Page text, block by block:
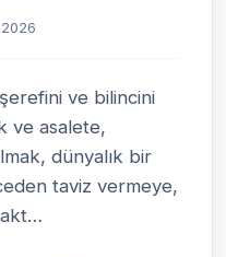
ve bilincini
ve asalete,
dünyalık bir
taviz vermeye,